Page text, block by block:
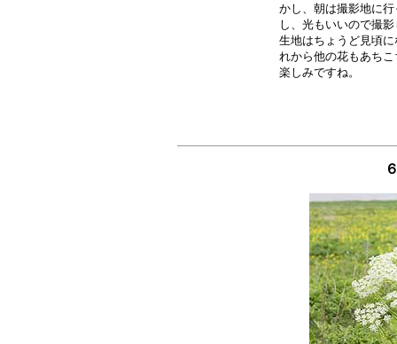
かし、朝は撮影地に
し、光もいいので撮
生地はちょうど見頃
れから他の花もあち